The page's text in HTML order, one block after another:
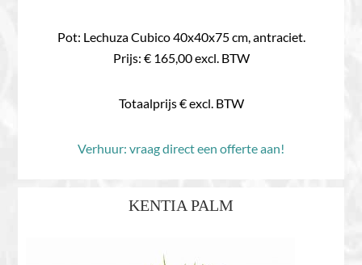
Pot: Lechuza Cubico 40x40x75 cm, antraciet.
Prijs: € 165,00 excl. BTW
Totaalprijs € excl. BTW
Verhuur: vraag direct een offerte aan!
KENTIA PALM